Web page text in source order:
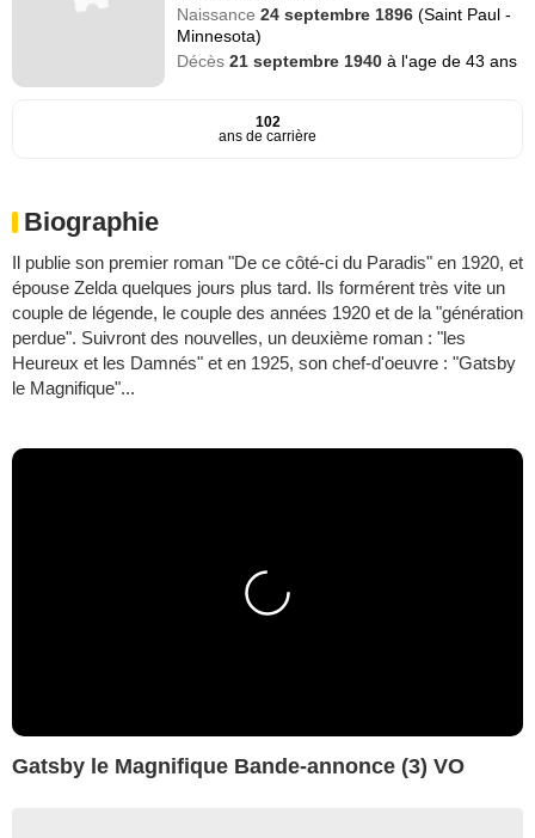
Naissance24 septembre 1896(Saint Paul -
Minnesota)
Décès21 septembre 1940à l'age de 43 ans
102
ans de carrière
Biographie
Il publie son premier roman "De ce côté-ci du Paradis" en 1920, et
épouse Zelda quelques jours plus tard. Ils formérent très vite un
couple de légende, le couple des années 1920 et de la "génération
perdue". Suivront des nouvelles, un deuxième roman : "les
Heureux et les Damnés" et en 1925, son chef-d'oeuvre : "Gatsby
le Magnifique"...
Gatsby le Magnifique Bande-annonce (3) VO